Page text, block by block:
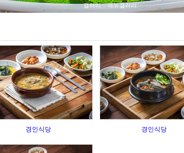
갤러리 > 메뉴갤러리
경인식당 경인식당